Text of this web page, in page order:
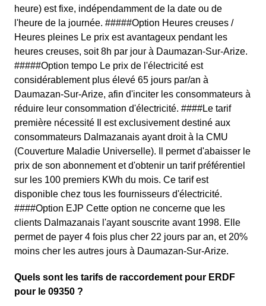
heure) est fixe, indépendamment de la date ou de
l'heure de la journée. #####Option Heures creuses /
Heures pleines Le prix est avantageux pendant les
heures creuses, soit 8h par jour à Daumazan-Sur-Arize.
#####Option tempo Le prix de l'électricité est
considérablement plus élevé 65 jours par/an à
Daumazan-Sur-Arize, afin d'inciter les consommateurs à
réduire leur consommation d'électricité. ####Le tarif
première nécessité Il est exclusivement destiné aux
consommateurs Dalmazanais ayant droit à la CMU
(Couverture Maladie Universelle). Il permet d'abaisser le
prix de son abonnement et d'obtenir un tarif préférentiel
sur les 100 premiers KWh du mois. Ce tarif est
disponible chez tous les fournisseurs d'électricité.
####Option EJP Cette option ne concerne que les
clients Dalmazanais l'ayant souscrite avant 1998. Elle
permet de payer 4 fois plus cher 22 jours par an, et 20%
moins cher les autres jours à Daumazan-Sur-Arize.
Quels sont les tarifs de raccordement pour ERDF
pour le 09350 ?